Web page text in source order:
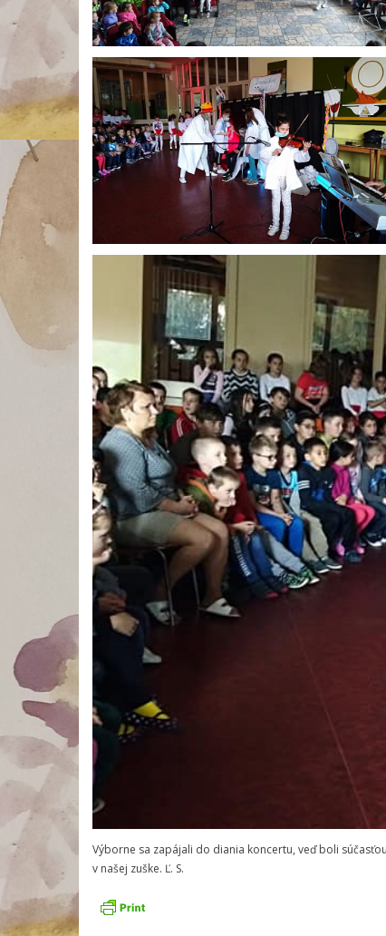
Výborne sa zapájali do diania koncertu, veď boli
v našej zuške. Ľ. S.